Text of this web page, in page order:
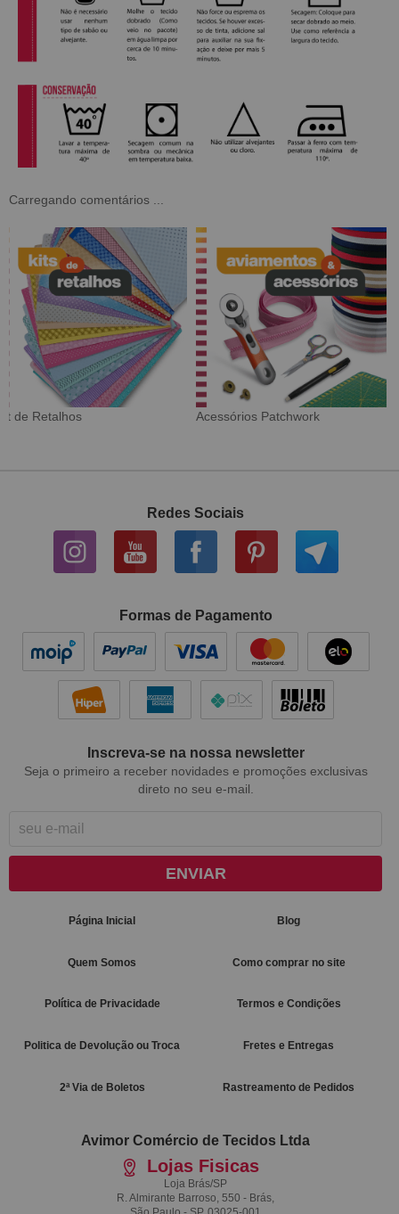
Carregando comentários ...
Tecido Digital Sarja Impermeável
Redes Sociais
Formas de Pagamento
Inscreva-se na nossa newsletter
Seja o primeiro a receber novidades e promoções exclusivas
direto no seu e-mail.
ENVIAR
Página Inicial Blog
Quem Somos Como comprar no site
Política de Privacidade Termos e Condições
Politica de Devolução ou Troca Fretes e Entregas
2ª Via de Boletos Rastreamento de Pedidos
Avimor Comércio de Tecidos Ltda
Lojas Fisicas
Loja Brás/SP
R. Almirante Barroso, 550 - Brás,